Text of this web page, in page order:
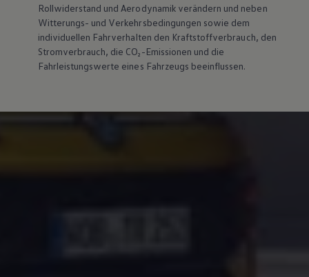
Rollwiderstand und Aerodynamik verändern und neben
Witterungs- und Verkehrsbedingungen sowie dem
individuellen Fahrverhalten den Kraftstoffverbrauch, den
Stromverbrauch, die CO₂-Emissionen und die
Fahrleistungswerte eines Fahrzeugs beeinflussen.